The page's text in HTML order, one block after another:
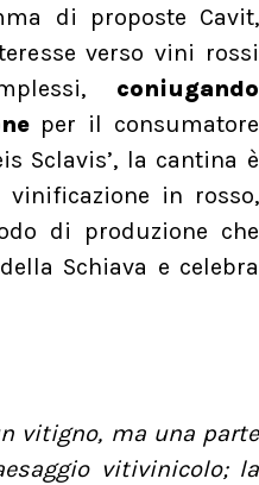
di proposte Cavit,
verso vini rossi
coniugando
per il consumatore
Sclavis’, la cantina è
in rosso,
di produzione che
Schiava e celebra
vitigno, ma una parte
vitivinicolo; la